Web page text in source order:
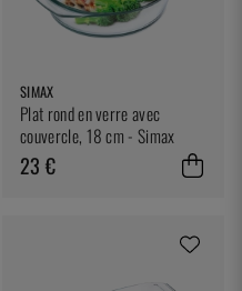
SIMAX
Plat rond en verre avec
couvercle, 18 cm - Simax
23 €